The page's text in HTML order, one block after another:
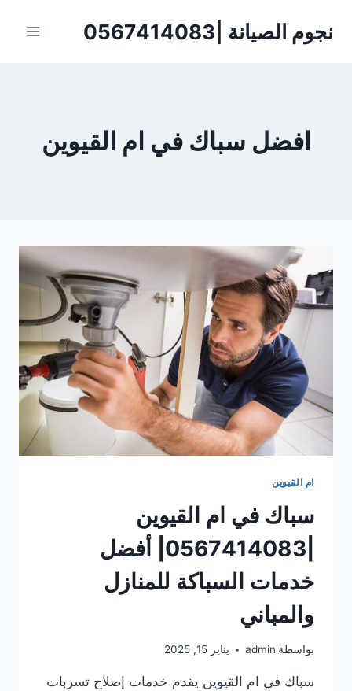
نجوم الصيانة |0567414083
افضل سباك في ام القيوين
ام القيوين
سباك في ام القيوين
|0567414083| أفضل
خدمات السباكة للمنازل
والمباني
بواسطة admin يناير 15, 2025
سباك في ام القيوين يقدم خدمات إصلاح تسربات